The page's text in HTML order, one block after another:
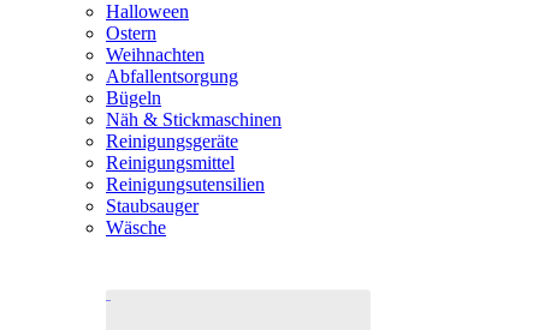
Halloween
Ostern
Weihnachten
Abfallentsorgung
Bügeln
Näh & Stickmaschinen
Reinigungsgeräte
Reinigungsmittel
Reinigungsutensilien
Staubsauger
Wäsche